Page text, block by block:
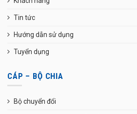
Tin tức
Hướng dẫn sử dụng
Tuyển dụng
CÁP – BỘ CHIA
Bộ chuyển đổi